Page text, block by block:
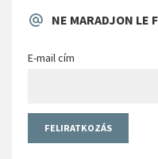
NE MARADJON LE
E-mail cím